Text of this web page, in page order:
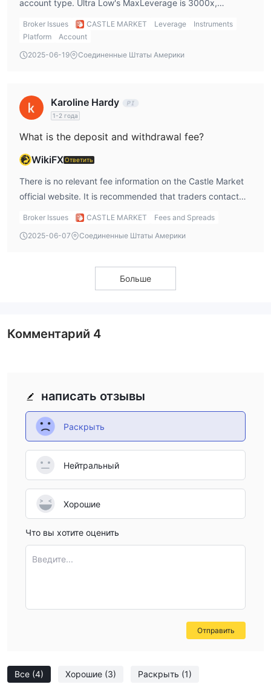
account type. Ultra Low's MaxLeverage is 3000x,
Standard account's MaxLeverage is 1000x, and VIP
account's MaxLeverage is 500x.
Broker Issues CASTLE MARKET Leverage
Instruments
Platform
Account
2025-06-19
Соединенные Штаты Америки
Karoline Hardy
1-2 года
What is the deposit and withdrawal fee?
WikiFXОтветить
There is no relevant fee information on the Castle Market
official website. It is recommended that traders contact
customer service before trading to understand.
Broker Issues CASTLE MARKET
Fees and Spreads
2025-06-07
Соединенные Штаты Америки
Больше
Все (4) Хорошие (3) Раскрыть (1)
написать отзывы
Раскрыть
Нейтральный
Хорошие
Что вы хотите оценить
Введите...
Отправить
Комментарий 4